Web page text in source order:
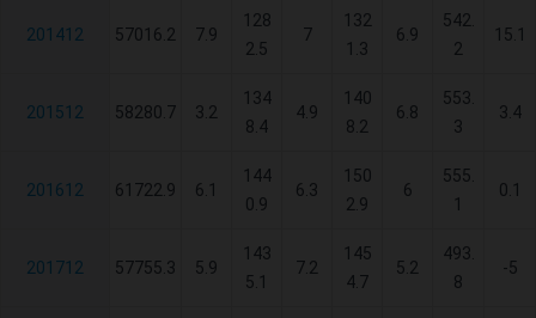
201412 57016.2 7.9
128
2.5
7
132
1.3
6.9
542.
2
15.1
201512 58280.7 3.2
134
8.4
4.9
140
8.2
6.8
553.
3
3.4
201612 61722.9 6.1
144
0.9
6.3
150
2.9
6
555.
1
0.1
201712 57755.3 5.9
143
5.1
7.2
145
4.7
5.2
493.
8
-5